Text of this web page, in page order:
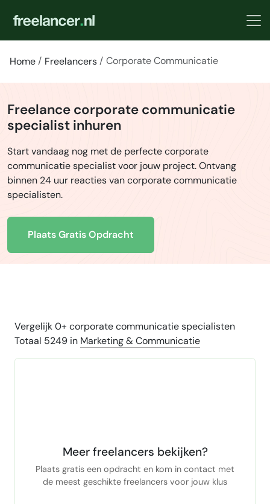
Home Freelancers Corporate Communicatie
Freelance corporate communicatie
specialist inhuren
Start vandaag nog met de perfecte corporate
communicatie specialist voor jouw project. Ontvang
binnen 24 uur reacties van corporate communicatie
specialisten.
Plaats Gratis Opdracht
Vergelijk 0+ corporate communicatie specialisten
Totaal 5249 in Marketing & Communicatie
Meer freelancers bekijken?
Plaats gratis een opdracht en kom in contact met
de meest geschikte freelancers voor jouw klus